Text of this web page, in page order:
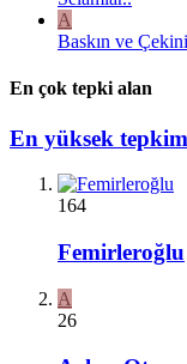
A
Baskın ve
En çok tepki alan
En yüksek
164
Femirleroğlu
A
26